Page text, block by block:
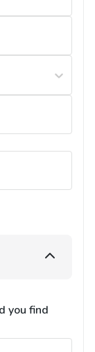
you find